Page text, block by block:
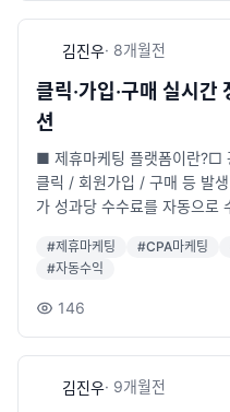
ao.com/_hxfjVC
김진우· 8개월전
클릭·가입·구매 실시
션
■ 제휴마케팅 플랫폼이란?□
클릭 / 회원가입 / 구매 등 발
가 성과당 수수료를 자동으로
회원가입/관리 시스템□ 클릭
전환 기반 자동 정산 시스템
(정산·통계·회원관리)■ 이런
고주 : http://
#제휴마케팅 #CPA마케팅
#자동수익
146
김진우· 9개월전